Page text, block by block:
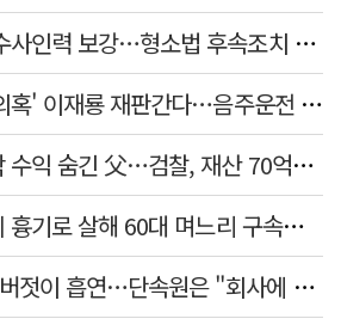
경찰, 기동대 줄여 수사인력 보강…형소법 후속조치 본격화
'뺑소니 후 술타기 의혹' 이재룡 재판간다…음주운전 혐의 제외
아들 운영 불법 도박 수익 숨긴 父…검찰, 재산 70억원 몰수
한 집 사는 시어머니 흉기로 살해 60대 며느리 구속…범행 동기는
청계천서 중국인들 버젓이 흡연…단속원은 "회사에 알려라" 딴청